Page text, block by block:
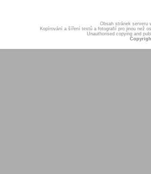
Obsah stránek serveru
Kopírování a šíření textů a fotografií pro jinou než
Unauthorised copying and